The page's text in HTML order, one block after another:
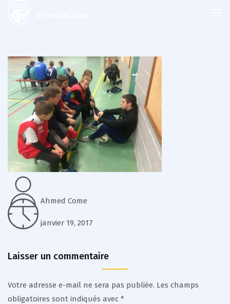
Ahmed Come
janvier 19, 2017
Laisser un commentaire
Votre adresse e-mail ne sera pas publiée. Les champs
obligatoires sont indiqués avec *